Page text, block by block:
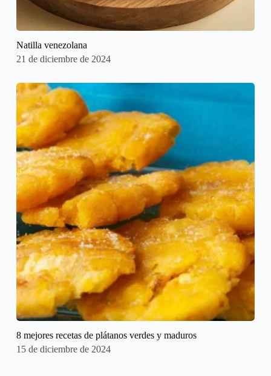
Natilla venezolana
21 de diciembre de 2024
8 mejores recetas de plátanos verdes y maduros
15 de diciembre de 2024